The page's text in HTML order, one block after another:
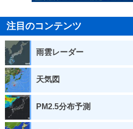
注目のコンテンツ
雨雲レーダー
天気図
PM2.5分布予測